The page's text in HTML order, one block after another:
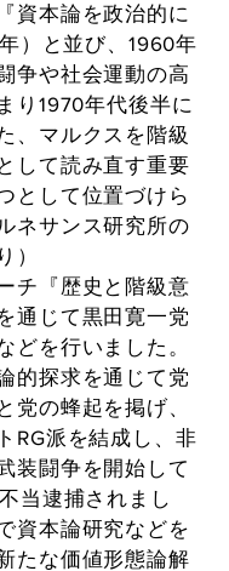
資本論を政治的に
）と並び、1960年
争や社会運動の高
り1970年代後半に
、マルクスを階級
して読み直す重要
として位置づけら
ネサンス研究所の
）
チ『歴史と階級意
通じて黒田寛一党
どを行いました。
的探求を通じて党
党の蜂起を掲げ、
RG派を結成し、非
装闘争を開始して
当逮捕されまし
資本論研究などを
たな価値形態論解